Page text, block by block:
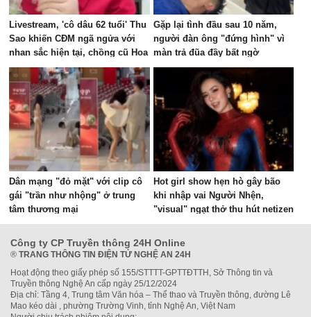
Livestream, 'cô dâu 62 tuổi' Thu
Sao khiến CĐM ngã ngửa với
nhan sắc hiện tại, chồng cũ Hoa
Cương bị réo tên
Gặp lại tình đầu sau 10 năm,
người đàn ông "đứng hình" vì
màn trả đũa đầy bất ngờ
Dân mạng "đỏ mặt" với clip cô
gái "trần như nhộng" ở trung
tâm thương mại
Hot girl show hẹn hò gây bão
khi nhập vai Người Nhện,
"visual" ngạt thở thu hút netizen
Công ty CP Truyền thông 24H Online
® TRANG THÔNG TIN ĐIỆN TỬ NGHỆ AN 24H
Hoạt động theo giấy phép số 155/STTTT-GPTTĐTTH, Sở Thông tin và
Truyền thông Nghệ An cấp ngày 25/12/2024
Địa chỉ: Tầng 4, Trung tâm Văn hóa – Thể thao và Truyền thông, đường Lê
Mao kéo dài , phường Trường Vinh, tỉnh Nghệ An, Việt Nam